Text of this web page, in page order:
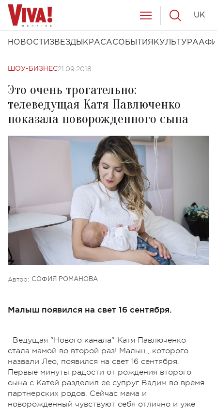
НОВОСТИ ЗВЕЗДЫ КРАСАСОБЫТИЯ КУЛЬТУРА
UK
ШОУ-БИЗНЕС21.09.2018
Это очень трогательно:
телеведущая Катя Павлюченко
показала новорожденного сына
Автор: СОФИЯ РОМАНОВА
Малыш появился на свет 16 сентября.
Ведущая "Нового канала" Катя Павлюченко
стала мамой во второй раз! Малыш, которого
назвали Лео, появился на свет 16 сентября.
Первые минуты радости от рождения второго
сына с Катей разделил ее супруг Вадим во время
партнерских родов. Сейчас мама и
новорожденный чувствуют себя отлично и уже